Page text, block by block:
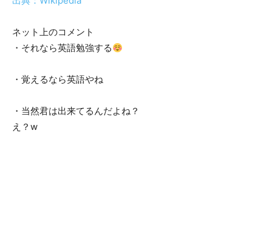
ネット上のコメント
・それなら英語勉強する
・覚えるなら英語やね
・当然君は出来てるんだよね？
え？w